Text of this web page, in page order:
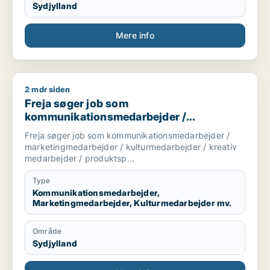
Sydjylland
Mere info
Freja søger job som kommunikationsmedarbejder /
2 mdr siden
Freja søger job som
kommunikationsmedarbejder /
marketingmedarbejder /
kulturmedarbejder / kreativ medarbejder /
produktspecialist
Freja søger job som kommunikationsmedarbejder /
marketingmedarbejder / kulturmedarbejder / kreativ
medarbejder / produktsp...
Type
Kommunikationsmedarbejder,
Marketingmedarbejder, Kulturmedarbejder mv.
Område
Sydjylland